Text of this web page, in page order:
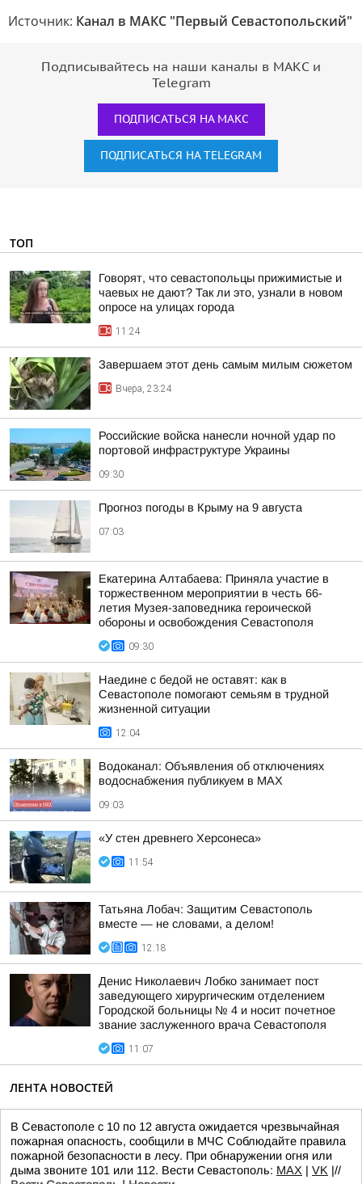
Источник: Канал в МАКС "Первый Севастопольский"
Подписывайтесь на наши каналы в МАКС и
Telegram
ПОДПИСАТЬСЯ НА МАКС
ПОДПИСАТЬСЯ НА TELEGRAM
ТОП
Говорят, что севастопольцы прижимистые и
чаевых не дают? Так ли это, узнали в новом
опросе на улицах города
11:24
Завершаем этот день самым милым сюжетом
Вчера, 23:24
Российские войска нанесли ночной удар по
портовой инфраструктуре Украины
09:30
Прогноз погоды в Крыму на 9 августа
07:03
Екатерина Алтабаева: Приняла участие в
торжественном мероприятии в честь 66-
летия Музея-заповедника героической
обороны и освобождения Севастополя
09:30
Наедине с бедой не оставят: как в
Севастополе помогают семьям в трудной
жизненной ситуации
12:04
Водоканал: Объявления об отключениях
водоснабжения публикуем в MAX
09:03
«У стен древнего Херсонеса»
11:54
Татьяна Лобач: Защитим Севастополь
вместе — не словами, а делом!
12:18
Денис Николаевич Лобко занимает пост
заведующего хирургическим отделением
Городской больницы № 4 и носит почетное
звание заслуженного врача Севастополя
11:07
ЛЕНТА НОВОСТЕЙ
В Севастополе с 10 по 12 августа ожидается чрезвычайная
пожарная опасность, сообщили в МЧС Соблюдайте правила
пожарной безопасности в лесу. При обнаружении огня или
дыма звоните 101 или 112. Вести Севастополь: MAX | VK |//